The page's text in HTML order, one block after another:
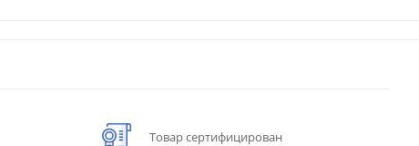
Товар сертифицирован